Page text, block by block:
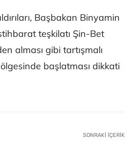
Başbakan Binyamin
teşkilatı Şin-Bet
alması gibi tartışmalı
başlatması dikkati
SONRAKI İÇERIK